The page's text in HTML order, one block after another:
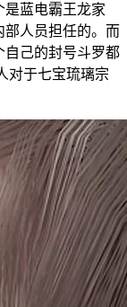
是蓝电霸王龙家
人员担任的。而
自己的封号斗罗都
对于七宝琉璃宗